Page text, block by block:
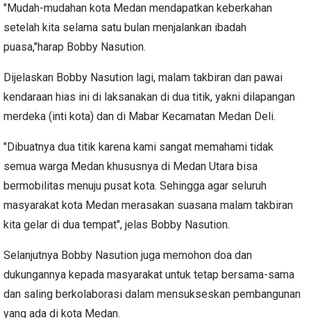
"Mudah-mudahan kota Medan mendapatkan keberkahan
setelah kita selama satu bulan menjalankan ibadah
puasa,"harap Bobby Nasution.
Dijelaskan Bobby Nasution lagi, malam takbiran dan pawai
kendaraan hias ini di laksanakan di dua titik, yakni dilapangan
merdeka (inti kota) dan di Mabar Kecamatan Medan Deli.
"Dibuatnya dua titik karena kami sangat memahami tidak
semua warga Medan khususnya di Medan Utara bisa
bermobilitas menuju pusat kota. Sehingga agar seluruh
masyarakat kota Medan merasakan suasana malam takbiran
kita gelar di dua tempat", jelas Bobby Nasution.
Selanjutnya Bobby Nasution juga memohon doa dan
dukungannya kepada masyarakat untuk tetap bersama-sama
dan saling berkolaborasi dalam mensukseskan pembangunan
yang ada di kota Medan.